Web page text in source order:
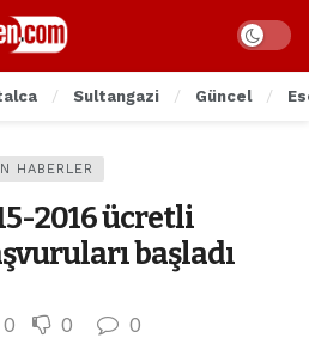
Sultangazi Güncel
HABERLER
2016 ücretli
başladı
0 0 0